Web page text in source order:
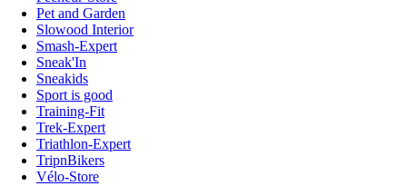
Pet and Garden
Slowood Interior
Smash-Expert
Sneak'In
Sneakids
Sport is good
Training-Fit
Trek-Expert
Triathlon-Expert
TripnBikers
Vélo-Store